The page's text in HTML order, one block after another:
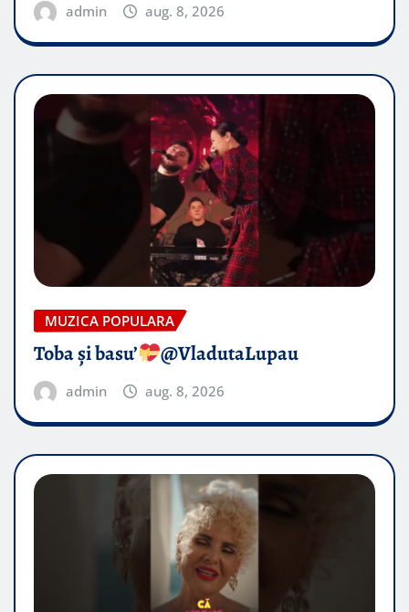
admin aug. 8, 2026
MUZICA POPULARA
Toba și basu’ @VladutaLupau
admin aug. 8, 2026